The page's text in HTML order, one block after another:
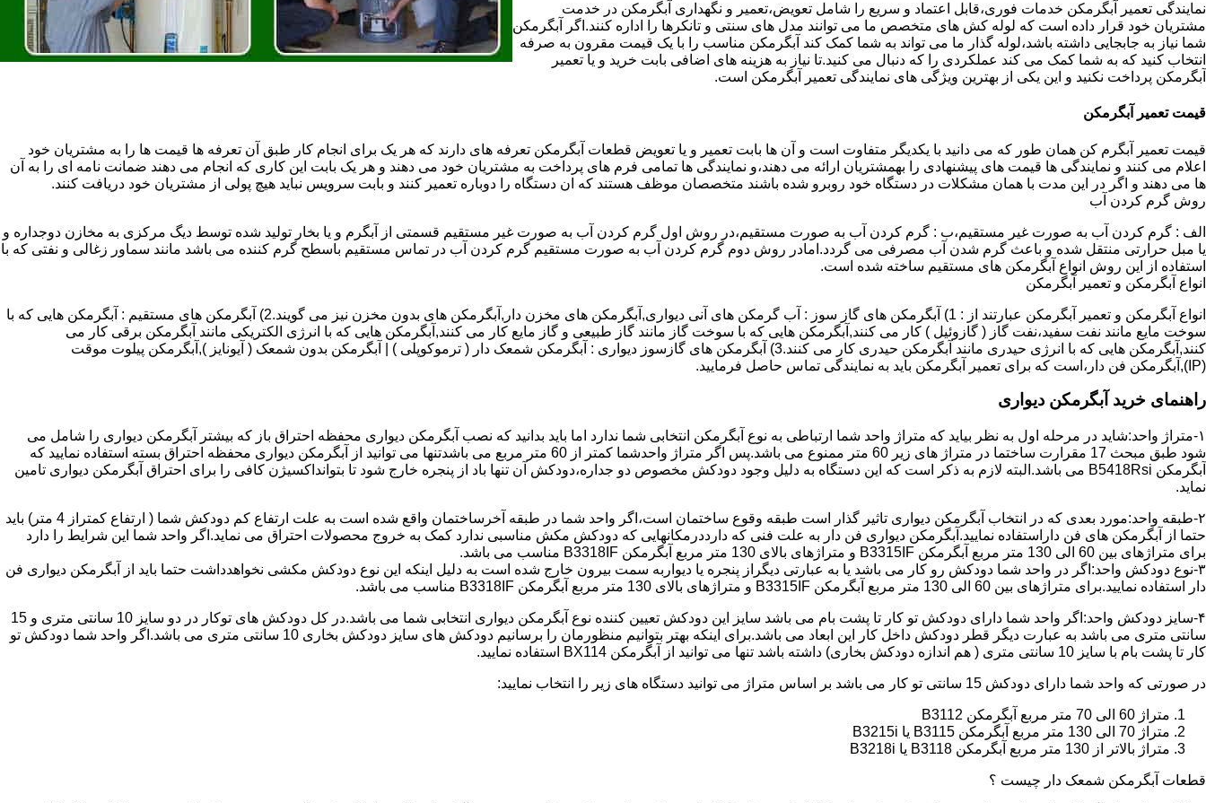
نمایندگی تعمیر آبگرمکن خدمات فوری،قابل اعتماد و سریع را شامل تعویض،تعمیر و نگهداری آبگرمکن در خدمت
مشتریان خود قرار داده است که لوله کش های متخصص ما می توانند مدل های سنتی و تانکرها را اداره کنند.اگر آبگرمکن
شما نیاز به جابجایی داشته باشد،لوله گذار ما می تواند به شما کمک کند آبگرمکن مناسب را با یک قیمت مقرون به صرفه
انتخاب کنید که به شما کمک می کند عملکردی را که دنبال می کنید.تا نیاز به هزینه های اضافی بابت خرید و یا تعمیر
آبگرمکن پرداخت نکنید و این یکی از بهترین ویژگی های نمایندگی تعمیر آبگرمکن است.
قیمت تعمیر آبگرمکن
قیمت تعمیر آبگرم کن همان طور که می دانید با یکدیگر متفاوت است و آن ها بابت تعمیر و یا تعویض قطعات آبگرمکن تعرفه های دارند که هر یک برای انجام کار طبق آن تعرفه ها قیمت ها را به مشتریان خود
اعلام می کنند و نمایندگی ها قیمت های پیشنهادی را بهمشتریان ارائه می دهند،و نمایندگی ها تمامی فرم های پرداخت به مشتریان خود می دهند و هر یک بابت این کاری که انجام می دهند ضمانت نامه ای را به آن
ها می دهند و اگر در این مدت با همان مشکلات در دستگاه خود روبرو شده باشند متخصصان موظف هستند که ان دستگاه را دوباره تعمیر کنند و بابت سرویس نباید هیچ پولی از مشتریان خود دریافت کنند.
روش گرم کردن آب
الف : گرم کردن آب به صورت غیر مستقیم،ب : گرم کردن آب به صورت مستقیم،در روش اول گرم کردن آب به صورت غیر مستقیم قسمتی از آبگرم و یا بخار تولید شده توسط دیگ مرکزی به مخازن دوجداره و
یا مبل حرارتی منتقل شده و باعث گرم شدن آب مصرفی می گردد.امادر روش دوم گرم کردن آب به صورت مستقیم گرم کردن آب در تماس مستقیم باسطح گرم کننده می باشد مانند سماور زغالی و نفتی که با
استفاده از این روش انواع آبگرمکن های مستقیم ساخته شده است.
انواع آبگرمکن و تعمیر آبگرمکن
انواع آبگرمکن و تعمیر آبگرمکن عبارتند از : 1) آبگرمکن های گاز سوز : آب گرمکن های آنی دیواری,آبگرمکن های مخزن دار,آبگرمکن های بدون مخزن نیز می گویند.2) آبگرمکن های مستقیم : آبگرمکن هایی که با
سوخت مایع مانند نفت سفید،نفت گاز ( گازوئیل ) کار می کنند,آبگرمکن هایی که با سوخت گاز مانند گاز طبیعی و گاز مایع کار می کنند,آبگرمکن هایی که با انرژی الکتریکی مانند آبگرمکن برقی کار می
کنند,آبگرمکن هایی که با انرژی حیدری مانند آبگرمکن حیدری کار می کنند.3) آبگرمکن های گازسوز دیواری : آبگرمکن شمعک دار ( ترموکوپلی ) | آبگرمکن بدون شمعک ( آیونایز ),آبگرمکن پیلوت موقت
(IP),آبگرمکن فن دار،است که برای تعمیر آبگرمکن باید به نمایندگی تماس حاصل فرمایید.
راهنمای خرید آبگرمکن دیواری
۱-متراژ واحد:شاید در مرحله اول به نظر بیاید که متراژ واحد شما ارتباطی به نوع آبگرمکن انتخابی شما ندارد اما باید بدانید که نصب آبگرمکن دیواری محفظه احتراق باز که بیشتر آبگرمکن دیواری را شامل می
شود طبق مبحث 17 مقرارت ساختما در متراژ های زیر 60 متر ممنوع می باشد.پس اگر متراژ واحدشما کمتر از 60 متر مربع می باشدتنها می توانید از آبگرمکن دیواری محفظه احتراق بسته استفاده نمایید که
آبگرمکن B5418Rsi می باشد.البته لازم به ذکر است که این دستگاه به دلیل وجود دودکش مخصوص دو جداره،دودکش آن تنها باد از پنجره خارج شود تا بتوانداکسیژن کافی را برای احتراق آبگرمکن دیواری تامین
نماید.
۲-طبقه واحد:مورد بعدی که در انتخاب آبگرمکن دیواری تاثیر گذار است طبقه وقوع ساختمان است،اگر واحد شما در طبقه آخرساختمان واقع شده است به علت ارتفاع کم دودکش شما ( ارتفاع کمتراز 4 متر) باید
حتما از آبگرمکن های فن داراستفاده نمایید.آبگرمکن دیواری فن دار به علت فنی که دارددرمکانهایی که دودکش مکش مناسبی ندارد کمک به خروج محصولات احتراق می نماید.اگر واحد شما این شرایط را دارد
برای متراژهای بین 60 الی 130 متر مربع آبگرمکن B3315IF و متراژهای بالای 130 متر مربع آبگرمکن B3318IF مناسب می باشد.
۳-نوع دودکش واحد:اگر در واحد شما دودکش رو کار می باشد یا به عبارتی دیگراز پنجره یا دیواربه سمت بیرون خارج شده است به دلیل اینکه این نوع دودکش مکشی نخواهدداشت حتما باید از آبگرمکن دیواری فن
دار استفاده نمایید.برای متراژهای بین 60 الی 130 متر مربع آبگرمکن B3315IF و متراژهای بالای 130 متر مربع آبگرمکن B3318IF مناسب می باشد.
۴-سایز دودکش واحد:اگر واحد شما دارای دودکش تو کار تا پشت بام می باشد سایز این دودکش تعیین کننده نوع آبگرمکن دیواری انتخابی شما می باشد.در کل دودکش های توکار در دو سایز 10 سانتی متری و 15
سانتی متری می باشد به عبارت دیگر قطر دودکش داخل کار این ابعاد می باشد.برای اینکه بهتر بتوانیم منظورمان را برسانیم دودکش های سایز دودکش بخاری 10 سانتی متری می باشد.اگر واحد شما دودکش تو
کار تا پشت بام با سایز 10 سانتی متری ( هم اندازه دودکش بخاری) داشته باشد تنها می توانید از آبگرمکن BX114 استفاده نمایید.
در صورتی که واحد شما دارای دودکش 15 سانتی تو کار می باشد بر اساس متراژ می توانید دستگاه های زیر را انتخاب نمایید:
متراژ 60 الی 70 متر مربع آبگرمکن B3112
متراژ 70 الی 130 متر مربع آبگرمکن B3115 یا B3215i
متراژ بالاتر از 130 متر مربع آبگرمکن B3118 یا B3218i
قطعات آبگرمکن شمعک دار چیست ؟